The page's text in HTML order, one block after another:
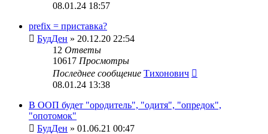
08.01.24 18:57
prefix = приставка?
БудДен » 20.12.20 22:54
12 Ответы
10617 Просмотры
Последнее сообщение Тихонович
08.01.24 13:38
В ООП будет "ородитель", "одитя", "опредок",
"опотомок"
БудДен » 01.06.21 00:47